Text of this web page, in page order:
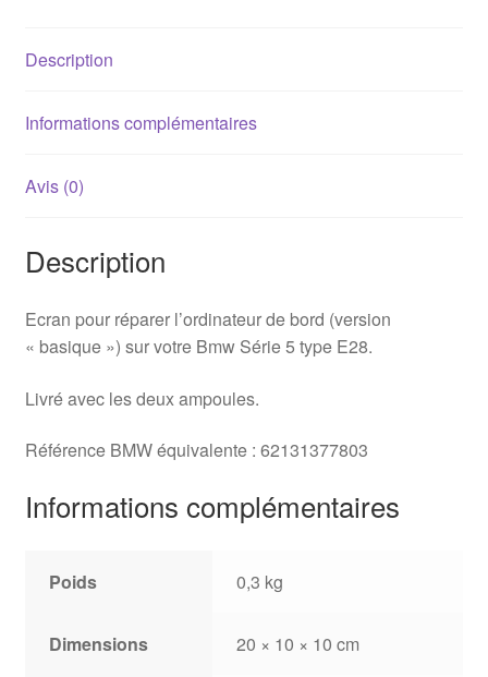
BMW
Description
Informations complémentaires
Avis (0)
Description
Ecran pour réparer l’ordinateur de bord (version
« basique ») sur votre Bmw Série 5 type E28.
Livré avec les deux ampoules.
Référence BMW équivalente : 62131377803
Informations complémentaires
Poids 0,3 kg
Dimensions 20 × 10 × 10 cm